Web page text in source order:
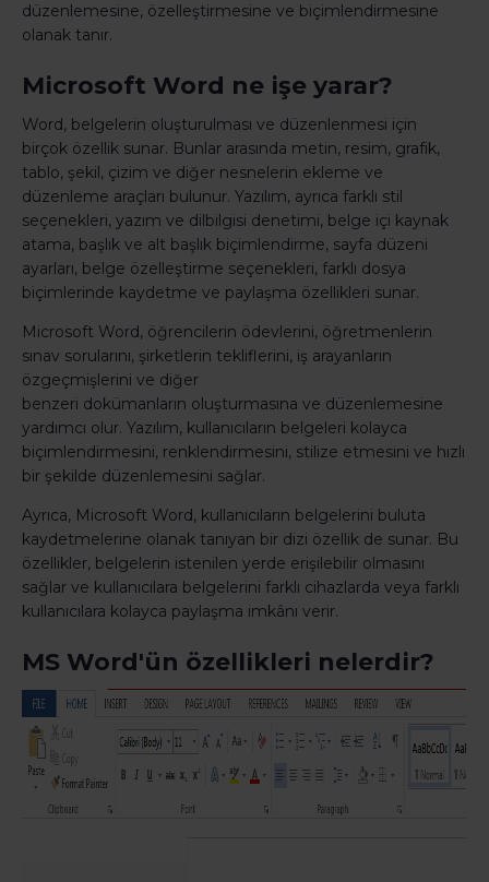
düzenlemesine, özelleştirmesine ve biçimlendirmesine
olanak tanır.
Microsoft Word ne işe yarar?
Word, belgelerin oluşturulması ve düzenlenmesi için
birçok özellik sunar. Bunlar arasında metin, resim, grafik,
tablo, şekil, çizim ve diğer nesnelerin ekleme ve
düzenleme araçları bulunur. Yazılım, ayrıca farklı stil
seçenekleri, yazım ve dilbilgisi denetimi, belge içi kaynak
atama, başlık ve alt başlık biçimlendirme, sayfa düzeni
ayarları, belge özelleştirme seçenekleri, farklı dosya
biçimlerinde kaydetme ve paylaşma özellikleri sunar.
Microsoft Word, öğrencilerin ödevlerini, öğretmenlerin
sınav sorularını, şirketlerin tekliflerini, iş arayanların
özgeçmişlerini ve diğer
benzeri dokümanların oluşturmasına ve düzenlemesine
yardımcı olur. Yazılım, kullanıcıların belgeleri kolayca
biçimlendirmesini, renklendirmesini, stilize etmesini ve hızlı
bir şekilde düzenlemesini sağlar.
Ayrıca, Microsoft Word, kullanıcıların belgelerini buluta
kaydetmelerine olanak tanıyan bir dizi özellik de sunar. Bu
özellikler, belgelerin istenilen yerde erişilebilir olmasını
sağlar ve kullanıcılara belgelerini farklı cihazlarda veya farklı
kullanıcılara kolayca paylaşma imkânı verir.
MS Word'ün özellikleri nelerdir?